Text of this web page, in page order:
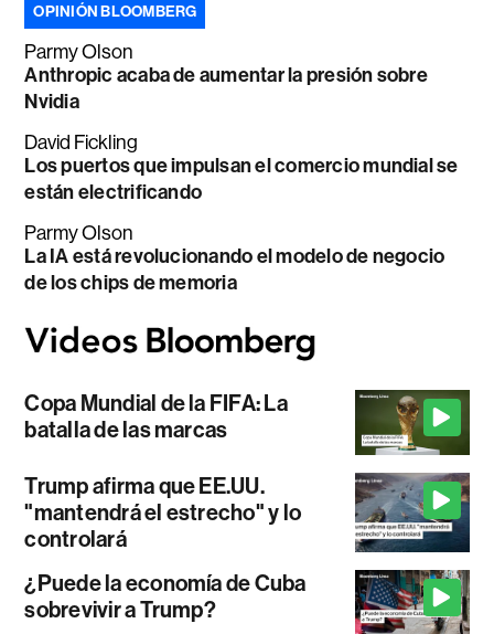
OPINIÓN BLOOMBERG
Parmy Olson
Anthropic acaba de aumentar la presión sobre
Nvidia
David Fickling
Los puertos que impulsan el comercio mundial se
están electrificando
Parmy Olson
La IA está revolucionando el modelo de negocio
de los chips de memoria
Copa Mundial de la FIFA: La
batalla de las marcas
Trump afirma que EE.UU.
"mantendrá el estrecho" y lo
controlará
¿Puede la economía de Cuba
sobrevivir a Trump?